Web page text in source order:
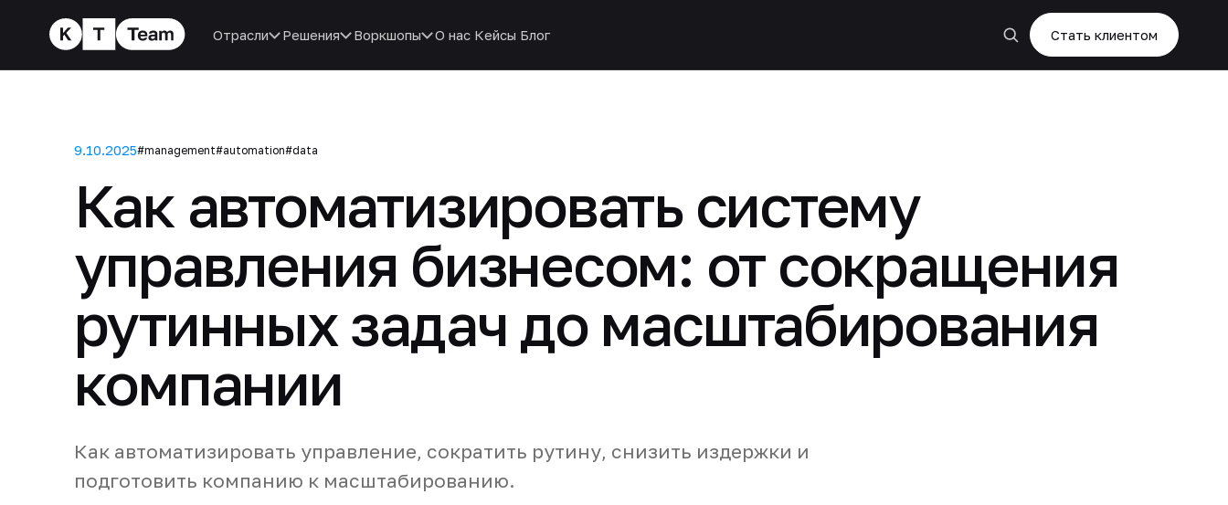
Отрасли Решения Воркшопы О нас Кейсы Блог Стать клиентом
9.10.2025#management#automation#data
Как автоматизировать систему
управления бизнесом: от сокращения
рутинных задач до масштабирования
компании
Как автоматизировать управление, сократить рутину, снизить издержки и
подготовить компанию к масштабированию.